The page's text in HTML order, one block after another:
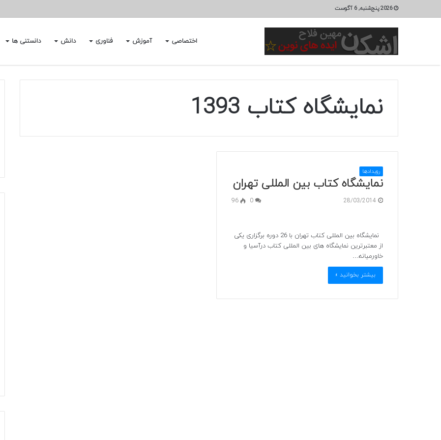
2026 پنج‌شنبه, 6 آگوست
اختصاصی آموزش فناوری دانش دانستنی ها
نمایشگاه کتاب 1393
رویدادها
نمایشگاه کتاب بین المللی تهران
28/03/2014
0
96
نمایشگاه بین المللی کتاب تهران با 26 دوره برگزاری یکی
از معتبرترین نمایشگاه های بین المللی کتاب درآسیا و
خاورمیانه…
بیشتر بخوانید »